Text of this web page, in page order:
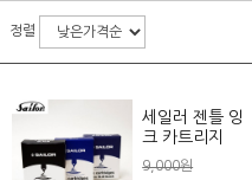
정렬
세일러 젠틀 잉
크 카트리지
9,000원